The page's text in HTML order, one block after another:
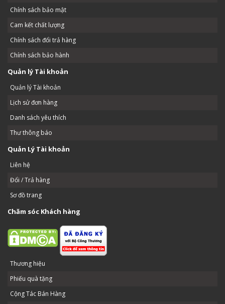
Chính sách bảo mật
Cam kết chất lượng
Chính sách đổi trả hàng
Chính sách bảo hành
Quản lý Tài khoản
Quản lý Tài khoản
Lịch sử đơn hàng
Danh sách yêu thích
Thư thông báo
Quản Lý Tài khoản
Liên hệ
Đổi / Trả hàng
Sơ đồ trang
Chăm sóc Khách hàng
Thương hiệu
Phiếu quà tặng
Cộng Tác Bán Hàng